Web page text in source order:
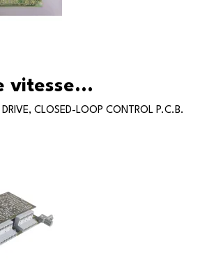
vitesse...
CLOSED-LOOP CONTROL P.C.B.